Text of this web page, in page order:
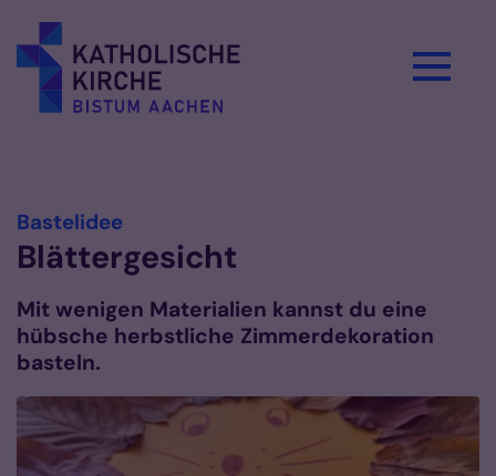
Bastelidee:
Blättergesicht
Mit wenigen Materialien kannst du eine
hübsche herbstliche Zimmerdekoration
basteln.